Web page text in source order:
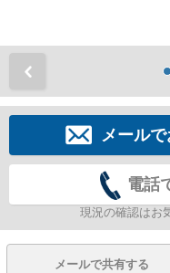
メール
電話
現況の確認はお
メールで共有する